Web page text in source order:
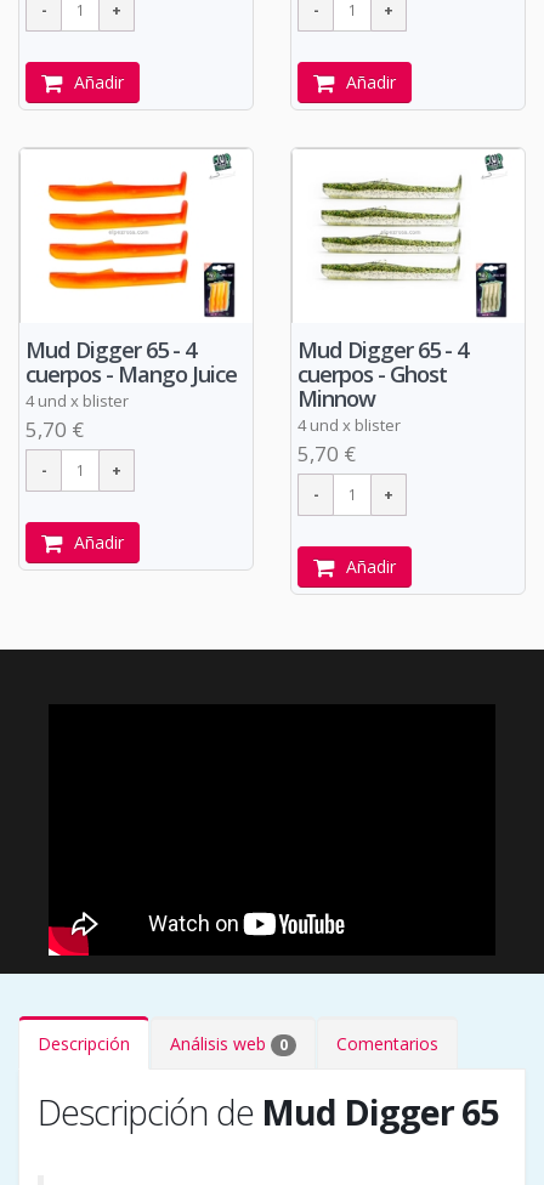
Añadir Añadir
Mud Digger 65 - 4
cuerpos - Mango Juice
4 und x blister
5,70 €
Añadir
Mud Digger 65 - 4
cuerpos - Ghost
Minnow
4 und x blister
5,70 €
Añadir
Descripción Análisis web 0 Comentarios
Descripción de Mud Digger 65